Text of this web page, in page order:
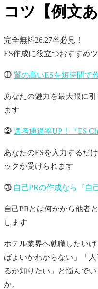
コツ【例文あ
完全無料26.27卒必見！
ES作成に役立つおすすめツ
⓵ 質の高いESを短時間で
あなたの魅力を最大限に
ます
⓶ 選考通過率UP！『ES
あなたのESを入力するだ
ックが受けられます
⓷ 自己PRの作成なら『自
自己PRとは何かから他者
します
ホテル業界へ就職したい
ばよいかわからない」「
るか知りたい」と悩んで
か。